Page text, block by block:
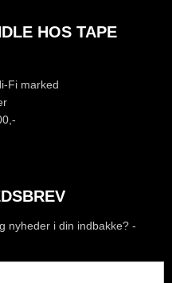
HOS TAPE
Fi marked
nyheder i din indbakke? -